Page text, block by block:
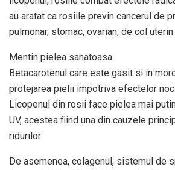
au aratat ca rosiile previn cancerul de
pulmonar, stomac, ovarian, de col
Mentin pielea sanatoasa
Betacarotenul care este gasit si in
protejarea pielii impotriva efectelor
Licopenul din rosii face pielea mai
UV, acestea fiind una din cauzele
ridurilor.
De asemenea, colagenul, sistemul de